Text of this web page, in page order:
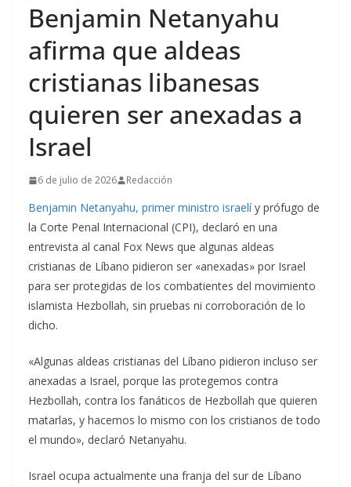
Benjamin Netanyahu
afirma que aldeas
cristianas libanesas
quieren ser anexadas a
Israel
6 de julio de 2026 Redacción
Benjamin Netanyahu, primer ministro israelíy prófugo de
la Corte Penal Internacional (CPI), declaró en una
entrevista al canal Fox News que algunas aldeas
cristianas de Líbano pidieron ser «anexadas» por Israel
para ser protegidas de los combatientes del movimiento
islamista Hezbollah, sin pruebas ni corroboración de lo
dicho.
«Algunas aldeas cristianas del Líbano pidieron incluso ser
anexadas a Israel, porque las protegemos contra
Hezbollah, contra los fanáticos de Hezbollah que quieren
matarlas, y hacemos lo mismo con los cristianos de todo
el mundo», declaró Netanyahu.
Israel ocupa actualmente una franja del sur de Líbano